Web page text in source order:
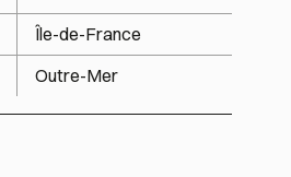
Île-de-France
Outre-Mer